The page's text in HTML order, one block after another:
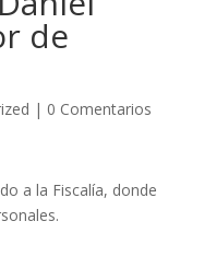
de
| 0 Comentarios
a la Fiscalía, donde